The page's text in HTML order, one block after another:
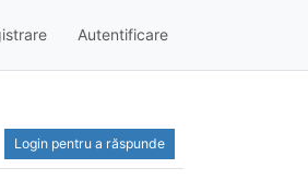
Autentificare
Login pentru a răspunde